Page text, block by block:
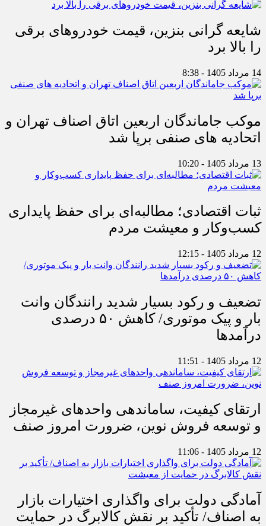
شایعه گرانی بنزین، قیمت خودروهای برقی
را بالا برد
14 مرداد 1405 - 8:38
موکب جاماندگان اربعین اتاق اصناف تهران و
اتحادیه های صنفی برپا شد
13 مرداد 1405 - 10:20
ثبات اقتصادی؛ مطالبه‌ای برای حفظ پایداری
کسب‌وکار و معیشت مردم
12 مرداد 1405 - 12:15
تضعیف و رکود بسیار شدید رانندگان وانت
بار و پیک موتوری/ کاهش ۵۰ درصدی
درآمدها
12 مرداد 1405 - 11:51
ارتقای کیفیت، ساماندهی واحدهای غیرمجاز
و توسعه فروش نوین، ضرورت امروز صنف
12 مرداد 1405 - 11:06
آمادگی دولت برای واگذاری اختیارات بازار
به اصناف/ تأکید بر نقش کالابرگ در حمایت